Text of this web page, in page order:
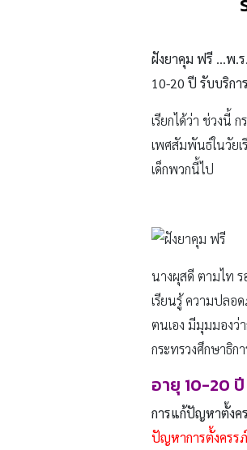
ฝังยาคุม ฟรี …พ.
10-20 ปี รับบริก
เรียกได้ว่า ช่วงนี้
เพศสัมพันธ์ในวัย
เด็กพวกนี้ไป
นางผุสดี ตามไท
เรียนรู้ ความปลอ
ตนเอง มีมุมมองว่
กระทรวงศึกษาธิก
อายุ 10-20
การแก้ปัญหาตั้งค
ปัญหาการตั้งครร